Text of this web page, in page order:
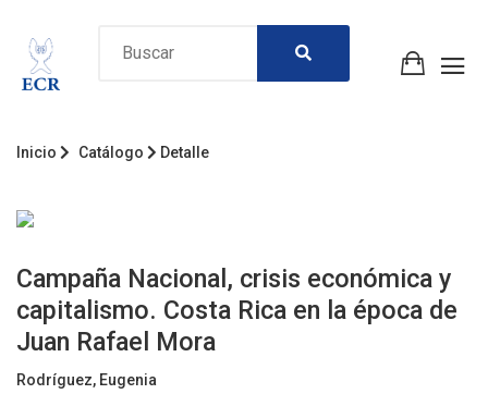
Inicio Catálogo Detalle
Campaña Nacional, crisis económica y
capitalismo. Costa Rica en la época de
Juan Rafael Mora
Rodríguez, Eugenia